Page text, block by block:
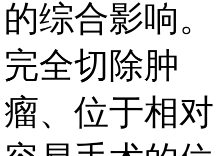
的综合影响。
完全切除肿
瘤、位于相对